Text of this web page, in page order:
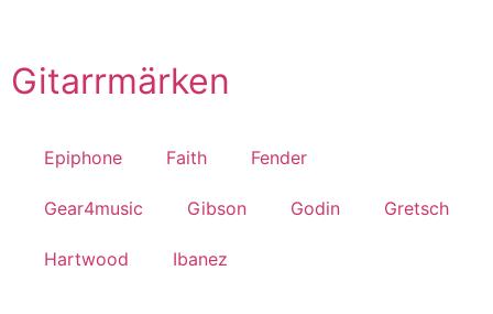
Gitarrmärken
Epiphone Faith Fender
Gear4music Gibson Godin Gretsch
Hartwood Ibanez